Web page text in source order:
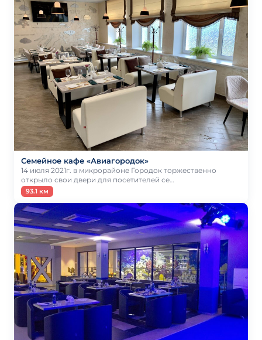
Семейное кафе «Авиагородок»
14 июля 2021г. в микрорайоне Городок торжественно
открыло свои двери для посетителей се…
93.1 км